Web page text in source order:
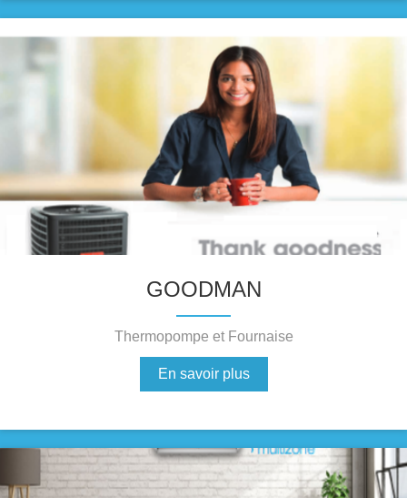
GOODMAN
Thermopompe et Fournaise
En savoir plus